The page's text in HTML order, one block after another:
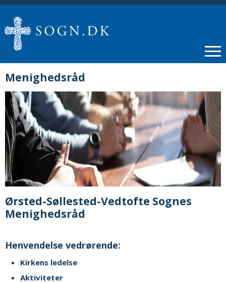
Menighedsråd
Ørsted-Søllested-Vedtofte Sognes
Menighedsråd
Henvendelse vedrørende:
Kirkens ledelse
Aktiviteter